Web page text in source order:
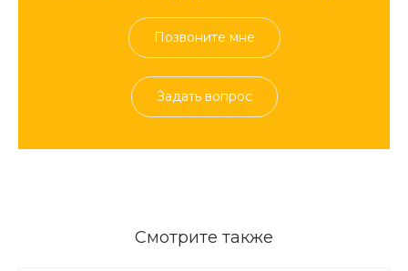
Позвоните мне
Задать вопрос
Смотрите также